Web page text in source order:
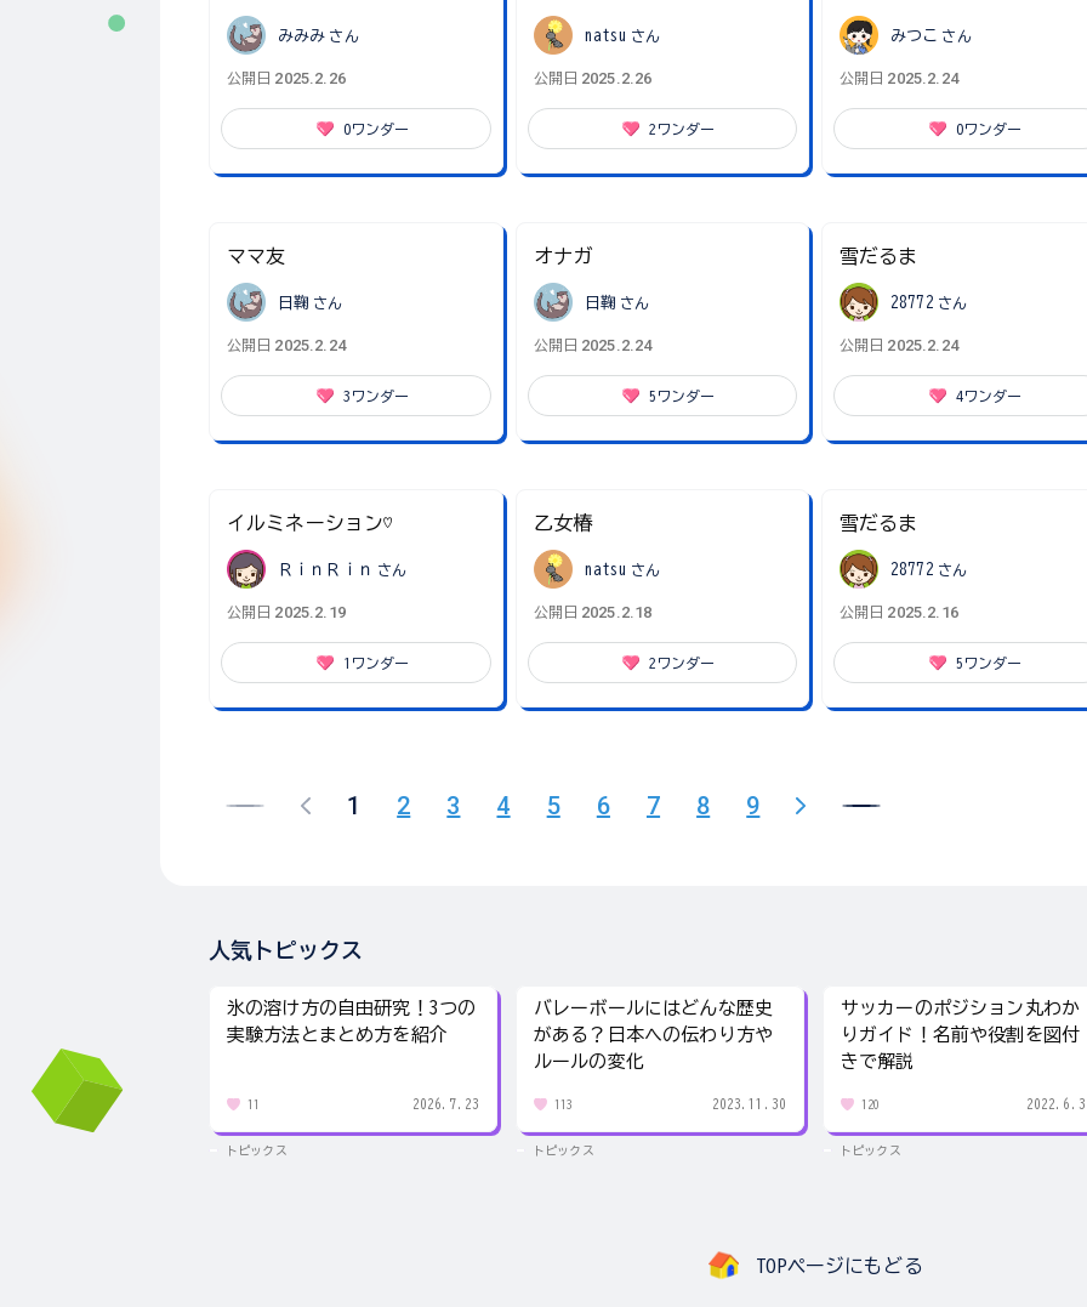
みみみ さん
公開日 2025.2.26
0ワンダー
natsu さん
公開日 2025.2.26
2 ワンダー
みつこ さん
公開日 2025.2.24
0ワンダー
ママ友
日鞠 さん
公開日 2025.2.24
3 ワンダー
オナガ
日鞠 さん
公開日 2025.2.24
5 ワンダー
雪だるま
28772 さん
公開日 2025.2.24
4ワンダー
イルミネーション♡
ＲｉｎＲｉｎ さん
公開日 2025.2.19
1 ワンダー
乙女椿
natsu さん
公開日 2025.2.18
2 ワンダー
雪だるま
28772 さん
公開日 2025.2.16
5 ワンダー
1 2 3 4 5 6 7 8 9
人気トピックス
氷の溶け方の自由研究！3つの
実験方法とまとめ方を紹介
11 2026.7.23
トピックス
バレーボールにはどんな歴史
がある？日本への伝わり方や
ルールの変化
113 2023.11.30
トピックス
サッカーのポジション丸わか
りガイド！名前や役割を図付
きで解説
120
トピックス
TOPページにもどる